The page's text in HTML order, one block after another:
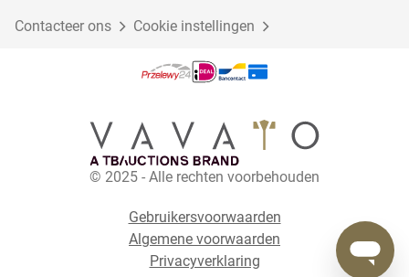
Contacteer ons Cookie instellingen
© 2025 - Alle rechten voorbehouden
Gebruikersvoorwaarden
Algemene voorwaarden
Privacyverklaring